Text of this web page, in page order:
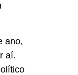
ano,
aí.